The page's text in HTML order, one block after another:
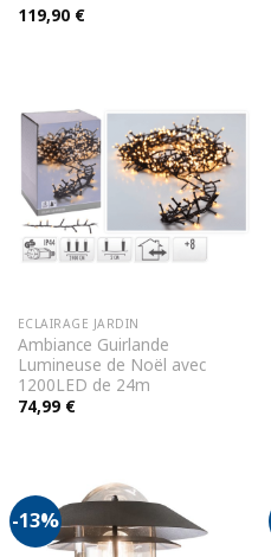
119,90 €
ECLAIRAGE JARDIN
Ambiance Guirlande
Lumineuse de Noël avec
1200LED de 24m
74,99 €
-13%